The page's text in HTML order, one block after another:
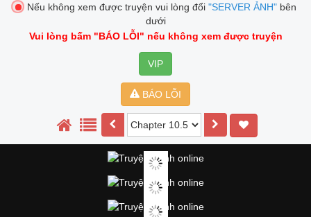
Nếu không xem được truyện vui lòng đổi "SERVER ẢNH"bên
dưới
Vui lòng bấm "BÁO LỖI" nếu không xem được truyện
VIP
BÁO LỖI